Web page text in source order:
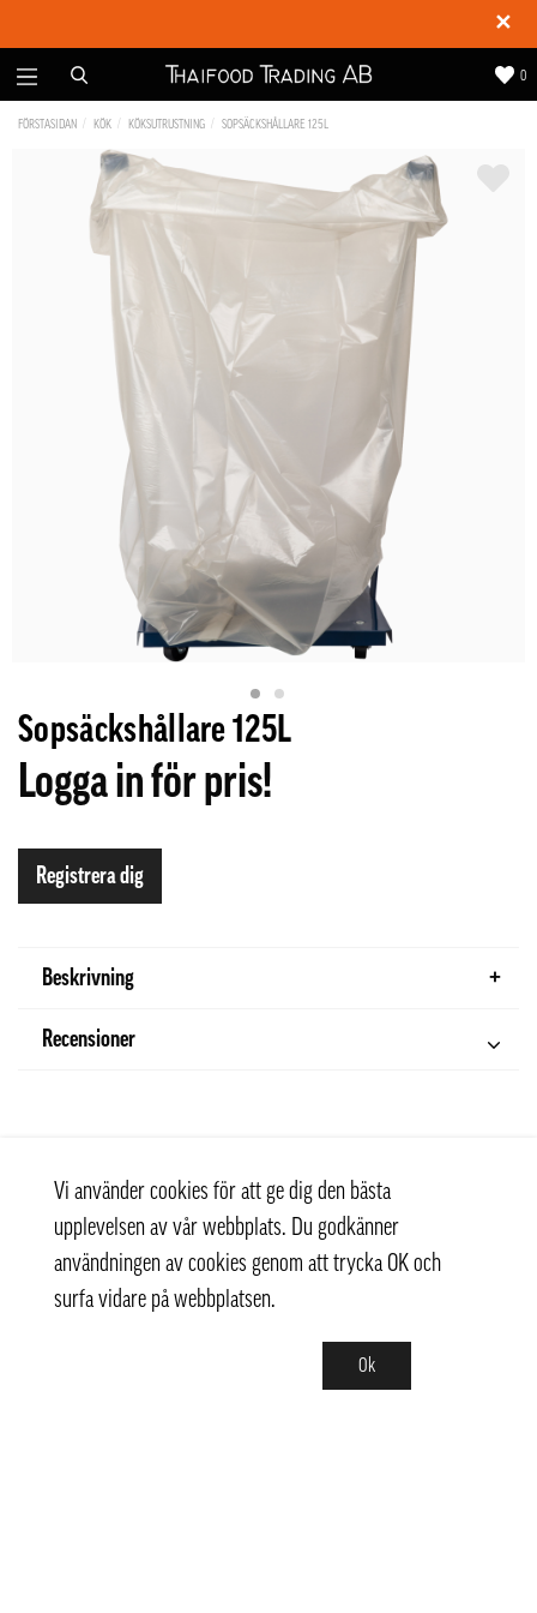
✕
0
FÖRSTASIDAN KÖK KÖKSUTRUSTNING SOPSÄCKSHÅLLARE 125L
Sopsäckshållare 125L
Logga in för pris!
Registrera dig
Beskrivning
Recensioner
Vi använder cookies för att ge dig den bästa
upplevelsen av vår webbplats. Du godkänner
användningen av cookies genom att trycka OK och
surfa vidare på webbplatsen.
Ok